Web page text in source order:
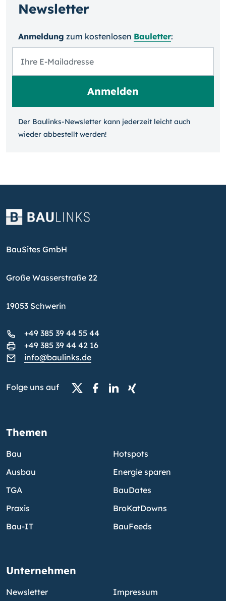
Newsletter
Anmeldung zum kosten­losen Bauletter:
Der Baulinks-Newsletter kann jeder­zeit leicht auch
wieder ab­bestellt werden!
BauSites GmbH
Große Wasserstraße 22
19053 Schwerin
+49 385 39 44 55 44
+49 385 39 44 42 16
info@baulinks.de
Folge uns auf
Themen
Bau
Ausbau
TGA
Praxis
Bau-IT
Hotspots
Energie sparen
BauDates
BroKatDowns
BauFeeds
Unternehmen
Newsletter Impressum